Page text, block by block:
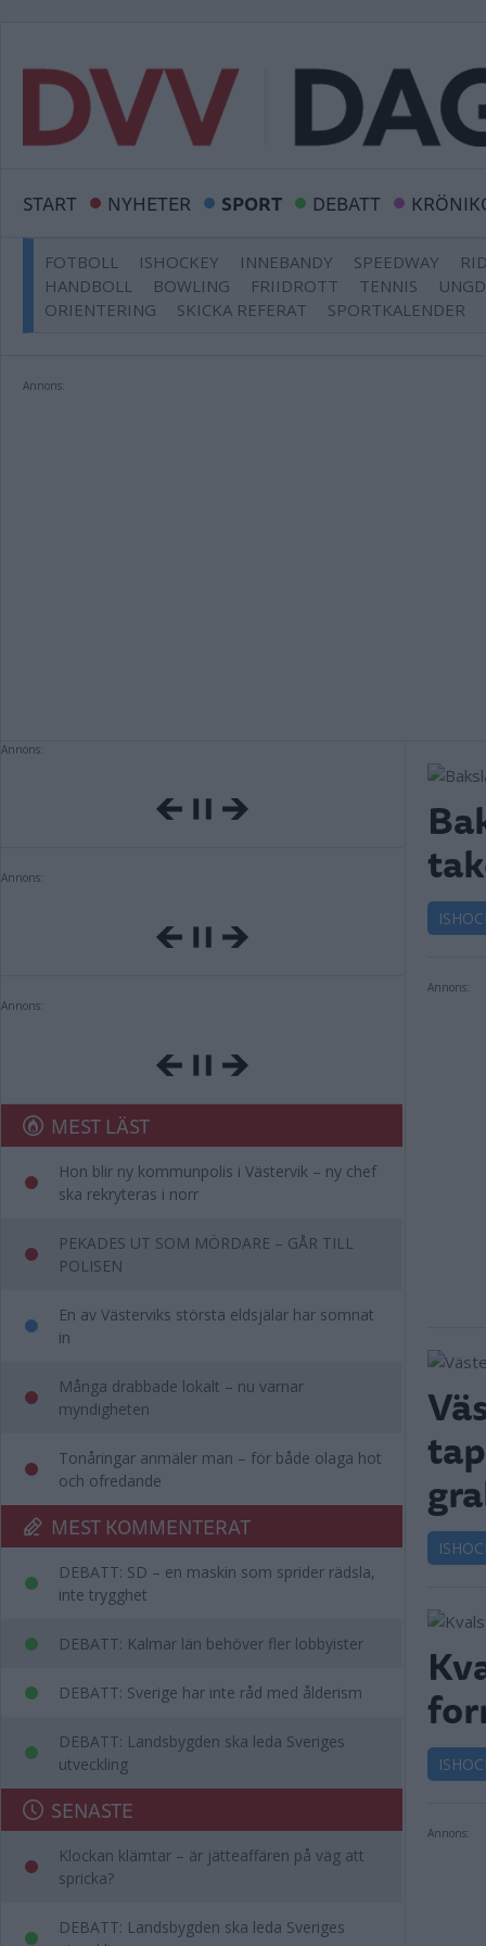
START NYHETER SPORT DEBATT
FOTBOLL ISHOCKEY INNEBANDY SPEEDWAY
HANDBOLL
BOWLING FRIIDROTT TENNIS
ORIENTERING
SKICKA REFERAT SPORTKALENDER
Annons:
Annons:
Annons:
Annons:
MEST LÄST
Hon blir ny kommunpolis i Västervik – ny chef
ska rekryteras i norr
PEKADES UT SOM MÖRDARE – GÅR TILL
POLISEN
En av Västerviks största eldsjälar har somnat
in
Många drabbade lokalt – nu varnar
myndigheten
Tonåringar anmäler man – för både olaga hot
och ofredande
MEST KOMMENTERAT
DEBATT: SD – en maskin som sprider rädsla,
inte trygghet
DEBATT: Kalmar län behöver fler lobbyister
DEBATT: Sverige har inte råd med ålderism
DEBATT: Landsbygden ska leda Sveriges
utveckling
SENASTE
Klockan klämtar – är jätteaffären på väg att
spricka?
DEBATT: Landsbygden ska leda Sveriges
Annons:
Annons: